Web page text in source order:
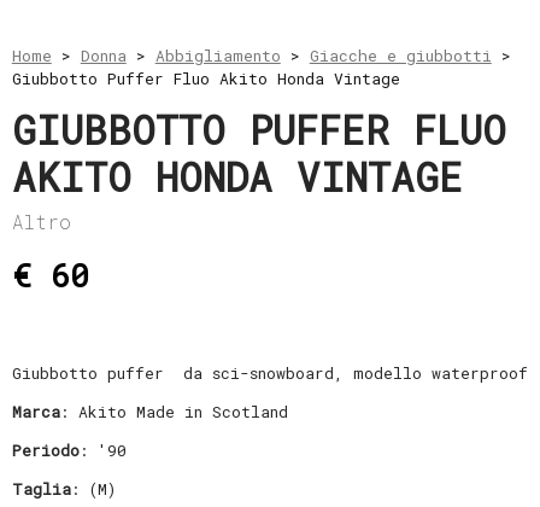
Home > Donna > Abbigliamento > Giacche e giubbotti >
Giubbotto Puffer Fluo Akito Honda Vintage
GIUBBOTTO PUFFER FLUO
AKITO HONDA VINTAGE
Altro
€ 60
Giubbotto puffer da sci-snowboard, modello waterproof
Marca: Akito Made in Scotland
Periodo: '90
Taglia: (M)